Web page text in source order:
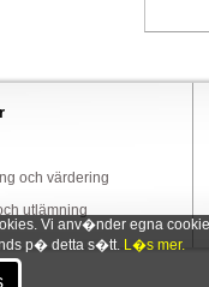
Vi anv�nder egna
p� detta s�tt. L�s mer.
och värdering
utlämning